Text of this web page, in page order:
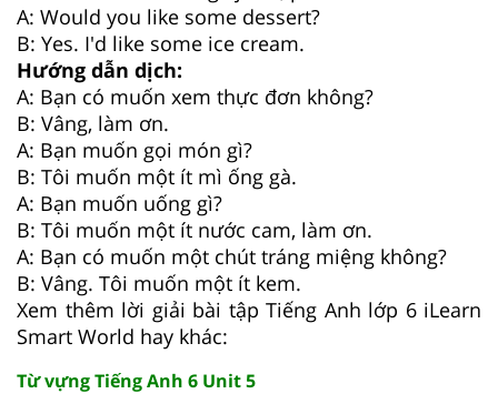
A: Would you like some dessert?
B: Yes. I'd like some ice cream.
Hướng dẫn dịch:
A: Bạn có muốn xem thực đơn không?
B: Vâng, làm ơn.
A: Bạn muốn gọi món gì?
B: Tôi muốn một ít mì ống gà.
A: Bạn muốn uống gì?
B: Tôi muốn một ít nước cam, làm ơn.
A: Bạn có muốn một chút tráng miệng không?
B: Vâng. Tôi muốn một ít kem.
Xem thêm lời giải bài tập Tiếng Anh lớp 6 iLearn
Smart World hay khác:
Từ vựng Tiếng Anh 6 Unit 5